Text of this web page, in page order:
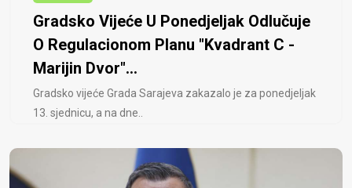
Gradsko Vijeće U Ponedjeljak Odlučuje
O Regulacionom Planu "Kvadrant C -
Marijin Dvor"...
Gradsko vijeće Grada Sarajeva zakazalo je za ponedjeljak
13. sjednicu, a na dne..